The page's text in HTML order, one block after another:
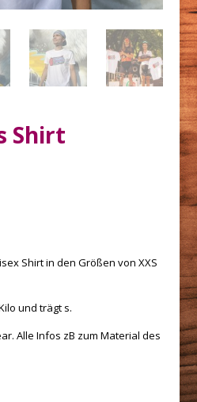
Shirt
Shirt in den Größen von XXS
und trägt s.
Alle Infos zB zum Material des